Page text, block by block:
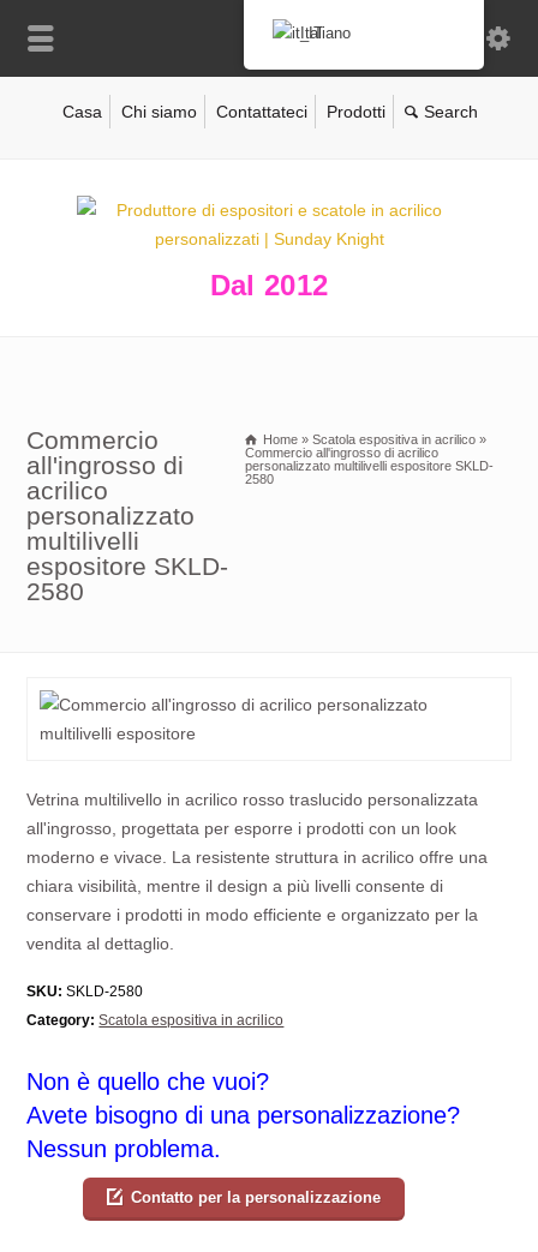
Casa Chi siamo Contattateci Prodotti
Dal 2012
Commercio
all'ingrosso di
acrilico
personalizzato
multilivelli
espositore SKLD-
2580
Home » Scatola espositiva in acrilico »
Commercio all'ingrosso di acrilico
personalizzato multilivelli espositore SKLD-
2580
Vetrina multilivello in acrilico rosso traslucido personalizzata
all'ingrosso, progettata per esporre i prodotti con un look
moderno e vivace. La resistente struttura in acrilico offre una
chiara visibilità, mentre il design a più livelli consente di
conservare i prodotti in modo efficiente e organizzato per la
vendita al dettaglio.
SKU: SKLD-2580
Category: Scatola espositiva in acrilico
Non è quello che vuoi?
Avete bisogno di una personalizzazione?
Nessun problema.
Contatto per la personalizzazione
Italiano